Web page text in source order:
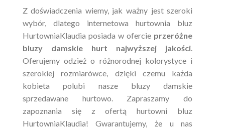
Z doświadczenia wiemy, jak ważny jest szeroki
wybór, dlatego internetowa hurtownia bluz
HurtowniaKlaudia posiada w ofercie przeróżne
bluzy damskie hurt najwyższej jakości.
Oferujemy odzież o różnorodnej kolorystyce i
szerokiej rozmiarówce, dzięki czemu każda
kobieta polubi nasze bluzy damskie
sprzedawane hurtowo. Zapraszamy do
zapoznania się z ofertą hurtowni bluz
HurtowniaKlaudia! Gwarantujemy, że u nas